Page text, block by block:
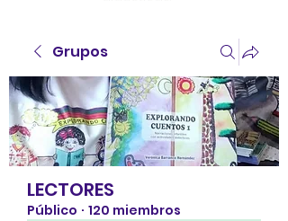
Grupos
LECTORES
Público · 120 miembros